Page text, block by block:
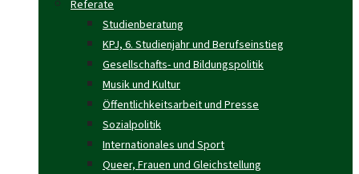
Referate
Studienberatung
KPJ, 6. Studienjahr und Berufseinstieg
Gesellschafts- und Bildungspolitik
Musik und Kultur
Öffentlichkeitsarbeit und Presse
Sozialpolitik
Internationales und Sport
Queer, Frauen und Gleichstellung